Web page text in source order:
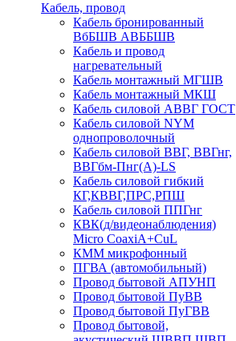
Кабель, провод
Кабель бронированный
ВбБШВ АВББШВ
Кабель и провод
нагревательный
Кабель монтажный МГШВ
Кабель монтажный МКШ
Кабель силовой АВВГ ГОСТ
Кабель силовой NYM
однопроволочный
Кабель силовой ВВГ, ВВГнг,
ВВГбм-Пнг(А)-LS
Кабель силовой гибкий
КГ,КВВГ,ПРС,РПШ
Кабель силовой ППГнг
КВК(д/видеонаблюдения)
Micro CoaxiA+CuL
КММ микрофонный
ПГВА (автомобильный)
Провод бытовой АПУНП
Провод бытовой ПуВВ
Провод бытовой ПуГВВ
Провод бытовой,